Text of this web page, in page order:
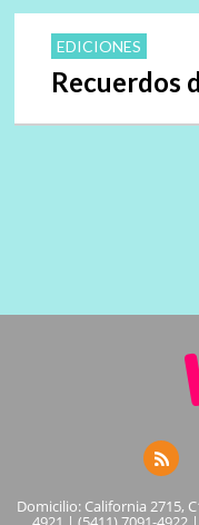
EDICIONES
Recuerdos
Domicilio: California 2715,